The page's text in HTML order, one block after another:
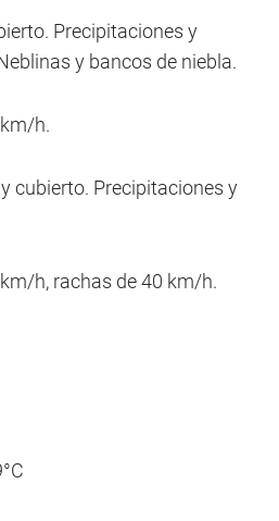
Precipitaciones y
y bancos de niebla.
h.
cubierto. Precipitaciones y
h, rachas de 40 km/h.